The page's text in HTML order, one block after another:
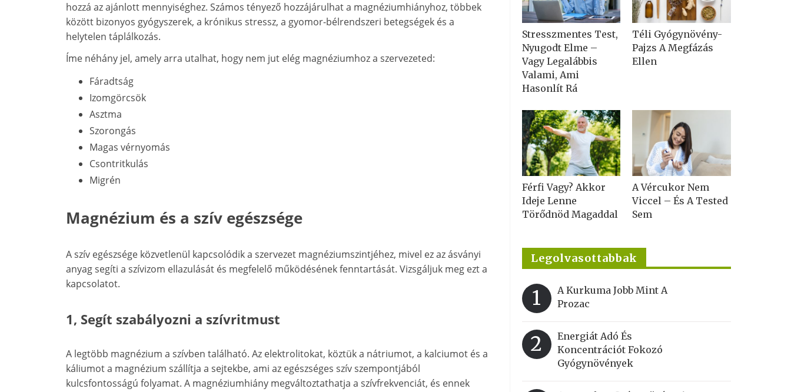
hozzá az ajánlott mennyiséghez. Számos tényező hozzájárulhat a magnéziumhiányhoz, többek
között bizonyos gyógyszerek, a krónikus stressz, a gyomor-bélrendszeri betegségek és a
helytelen táplálkozás.
Íme néhány jel, amely arra utalhat, hogy nem jut elég magnéziumhoz a szervezeted:
Fáradtság
Izomgörcsök
Asztma
Szorongás
Magas vérnyomás
Csontritkulás
Migrén
Magnézium és a szív egészsége
A szív egészsége közvetlenül kapcsolódik a szervezet magnéziumszintjéhez, mivel ez az ásványi
anyag segíti a szívizom ellazulását és megfelelő működésének fenntartását. Vizsgáljuk meg ezt a
kapcsolatot.
1, Segít szabályozni a szívritmust
A legtöbb magnézium a szívben található. Az elektrolitokat, köztük a nátriumot, a kalciumot és a
káliumot a magnézium szállítja a sejtekbe, ami az egészséges szív szempontjából
kulcsfontosságú folyamat. A magnéziumhiány megváltoztathatja a szívfrekvenciát, és ennek
Stresszmentes Test,
Nyugodt Elme –
Vagy Legalábbis
Valami, Ami
Hasonlít Rá
Téli Gyógynövény-
Pajzs A Megfázás
Ellen
Férfi Vagy? Akkor
Ideje Lenne
Törődnöd Magaddal
A Vércukor Nem
Viccel – És A Tested
Sem
Legolvasottabbak
1
A Kurkuma Jobb Mint A
Prozac
2
Energiát Adó És
Koncentrációt Fokozó
Gyógynövények